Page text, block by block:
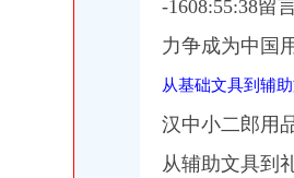
开荒保洁】-重庆二郎赶集网
口河河段综合理工程2标段（石林镇部
郎开创酱酒大未来-贵州茅台酒股份有
-1608:55:38留
力争成为中国
从基础文具到辅
汉中小二郎用
从辅助文具到